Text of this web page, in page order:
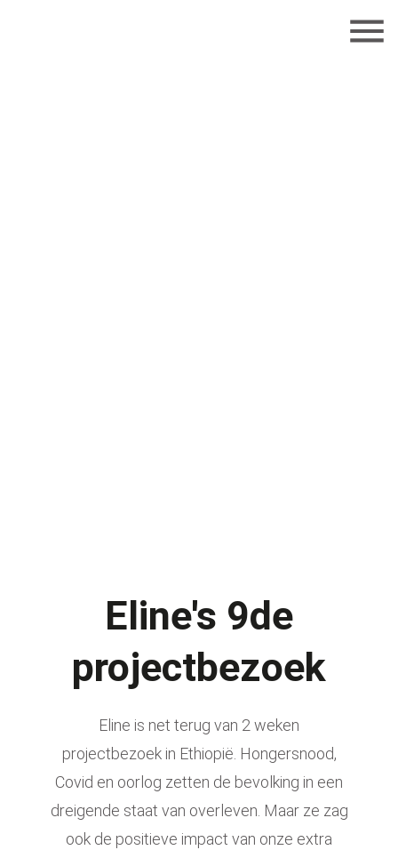
Eline's 9de
projectbezoek
Eline is net terug van 2 weken
projectbezoek in Ethiopië Hongersnood,
Covid en oorlog zetten de bevolking in een
dreigende staat van overleven. Maar ze zag
ook de positieve impact van onze extra